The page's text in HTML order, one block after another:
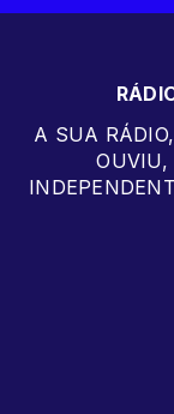
A SUA
OUVIU,